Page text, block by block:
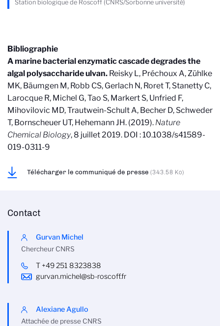
Station biologique de Roscoff (CNRS/Sorbonne université)
Bibliographie
A marine bacterial enzymatic cascade degrades the
algal polysaccharide ulvan. Reisky L, Préchoux A, Zühlke
MK, Bäumgen M, Robb CS, Gerlach N, Roret T, Stanetty C,
Larocque R, Michel G, Tao S, Markert S, Unfried F,
Mihovilovic MD, Trautwein-Schult A, Becher D, Schweder
T, Bornscheuer UT, Hehemann JH. (2019). Nature
Chemical Biology, 8 juillet 2019. DOI : 10.1038/s41589-
019-0311-9
Télécharger le communiqué de presse (343.58 Ko)
Contact
Gurvan Michel
Chercheur CNRS
T +49 251 8323838
gurvan.michel@sb-roscoff.fr
Alexiane Agullo
Attachée de presse CNRS